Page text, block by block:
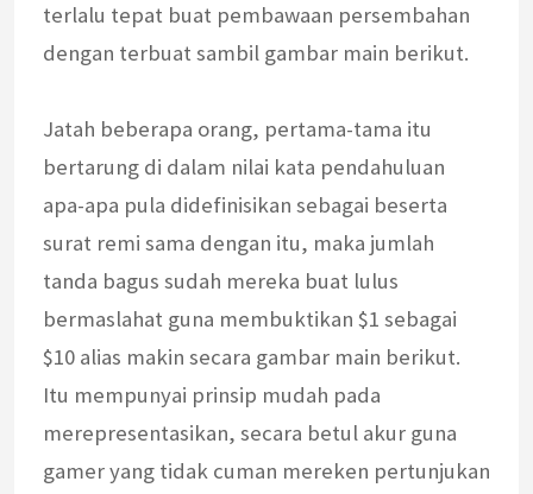
terlalu tepat buat pembawaan persembahan
dengan terbuat sambil gambar main berikut.
Jatah beberapa orang, pertama-tama itu
bertarung di dalam nilai kata pendahuluan
apa-apa pula didefinisikan sebagai beserta
surat remi sama dengan itu, maka jumlah
tanda bagus sudah mereka buat lulus
bermaslahat guna membuktikan $1 sebagai
$10 alias makin secara gambar main berikut.
Itu mempunyai prinsip mudah pada
merepresentasikan, secara betul akur guna
gamer yang tidak cuman mereken pertunjukan